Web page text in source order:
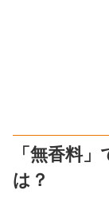
「無香料
は？